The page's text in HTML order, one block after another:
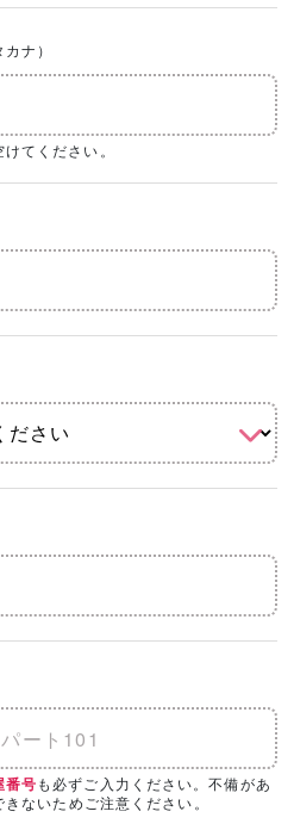
ナ）
てください。
番号も必ずご入力ください。不備があ
ないためご注意ください。